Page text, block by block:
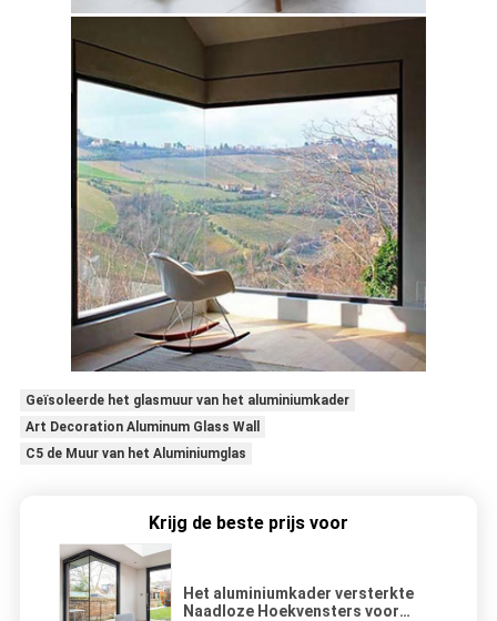
Geïsoleerde het glasmuur van het aluminiumkader
Art Decoration Aluminum Glass Wall
C5 de Muur van het Aluminiumglas
Krijg de beste prijs voor
Het aluminiumkader versterkte
Naadloze Hoekvensters voor